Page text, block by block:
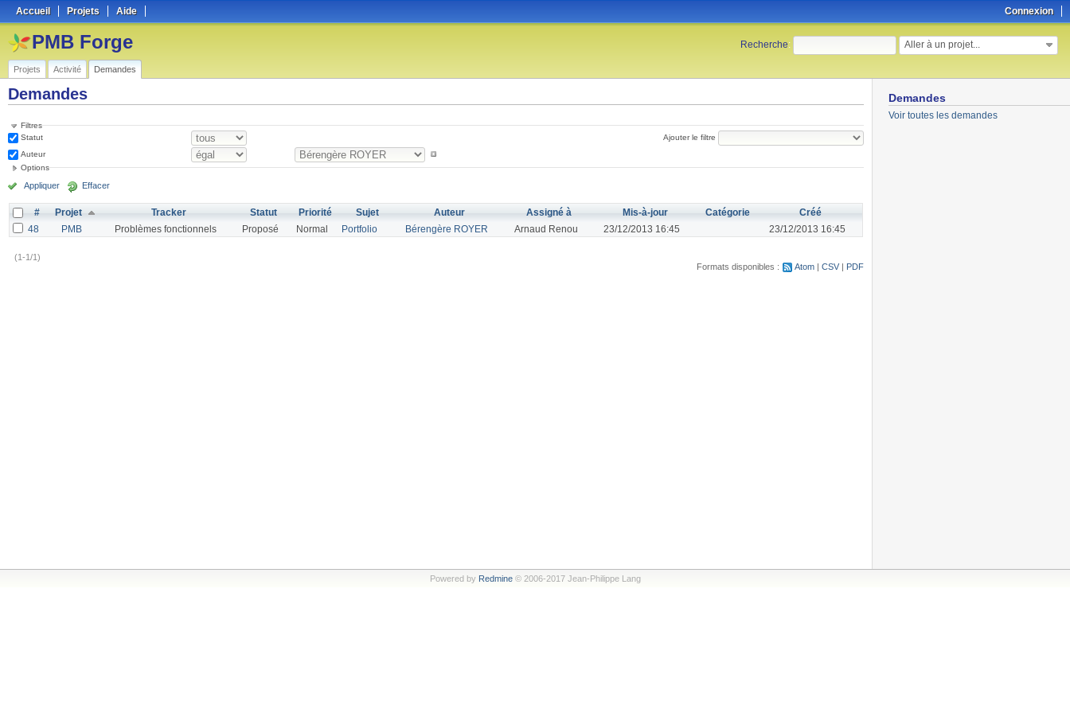
Connexion
Accueil Projets Aide
Recherche: Aller à un projet...
PMB Forge
Projets Activité Demandes
Demandes
Voir toutes les demandes
Demandes
Filtres
Statut
Auteur
Ajouter le filtre
Options
Appliquer Effacer
# Projet Tracker Statut Priorité Sujet Auteur Assigné à Mis-à-jour Catégorie
Créé
48
PMB Problèmes fonctionnels Proposé Normal Portfolio Bérengère ROYER Arnaud Renou 23/12/2013 16:45 23/12/2013 16:45
(1-1/1)
Formats disponibles :
Atom CSV PDF
Powered by Redmine© 2006-2017 Jean-Philippe Lang